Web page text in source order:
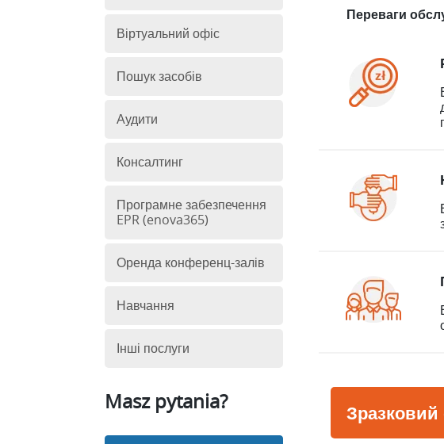
Віртуальний офіс
Пошук засобів
Аудити
Консалтинг
Програмне забезпечення
EPR (enova365)
Оренда конференц-залів
Навчання
Інші послуги
Masz pytania?
Переваги
Зразковий